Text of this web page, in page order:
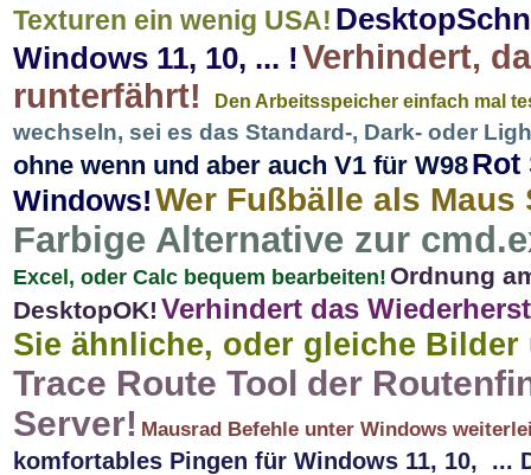
Texturen ein wenig USA!
Windows 11, 10, ... !Verhindert,
runterfährt!
Den Arbeitsspeicher einfach mal
wechseln, sei es das Standard-, Dark- oder
ohne wenn und aber auch V1 für W98Rot
Windows!Wer Fußbälle als
Farbige Alternative zur
Excel, oder Calc bequem bearbeiten! Ordnung
DesktopOK! Verhindert das
Sie ähnliche, oder gleiche Bilder
Trace Route Tool der
Server! Mausrad Befehle unter Windows
komfortables Pingen für Windows 11, 10, ...